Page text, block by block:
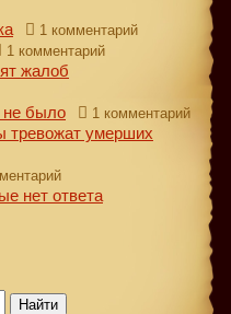
1 комментарий
1 комментарий
жалоб
не было 1 комментарий
тревожат умерших
нет ответа
Найти